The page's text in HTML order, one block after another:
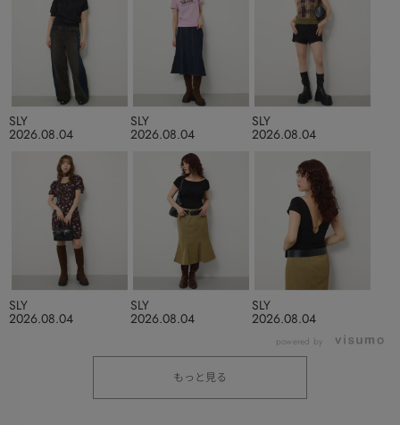
2026.08.04
SLY
2026.08.04
SLY
2026.08.04
SLY
2026.08.04
SLY
2026.08.04
SLY
2026.08.04
SLY
powered by
もっと見る